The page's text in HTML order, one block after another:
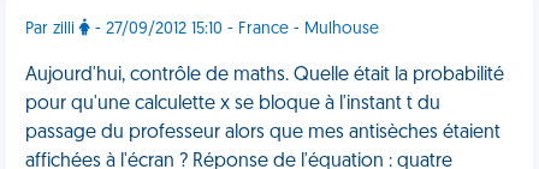
Par zilli - 27/09/2012 15:10 - France - Mulhouse
Aujourd'hui, contrôle de maths. Quelle était la probabilité
pour qu'une calculette x se bloque à l'instant t du
passage du professeur alors que mes antisèches étaient
affichées à l'écran ? Réponse de l'équation : quatre